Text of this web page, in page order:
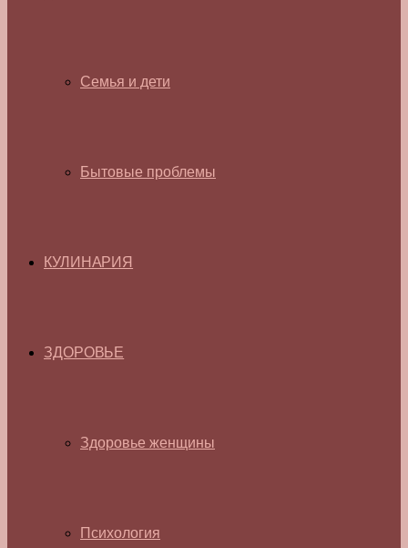
Семья и дети
Бытовые проблемы
КУЛИНАРИЯ
ЗДОРОВЬЕ
Здоровье женщины
Психология